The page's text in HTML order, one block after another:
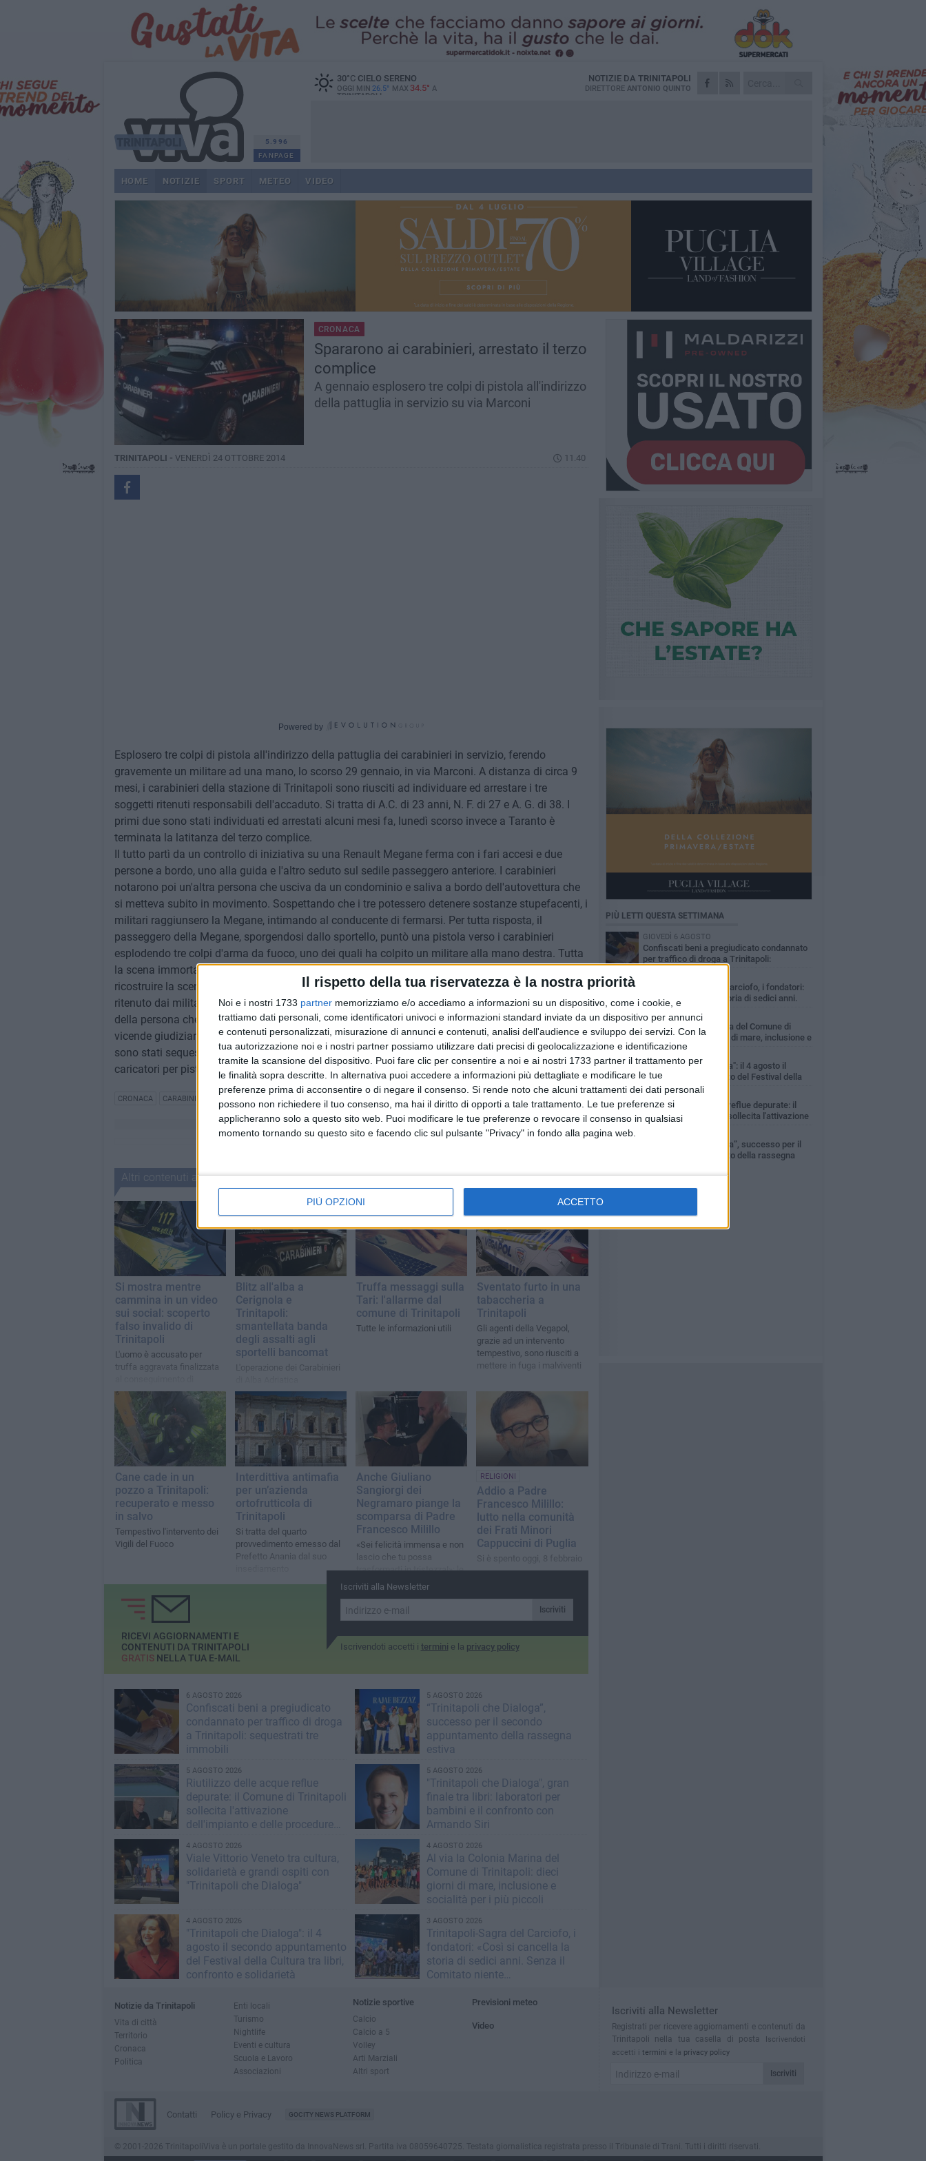
Il rispetto della tua riservatezza è la nostra priorità
Noi e i nostri 1733 partner memorizziamo e/o accediamo a informazioni su un dispositivo, come i cookie, e
trattiamo dati personali, come identificatori univoci e informazioni standard inviate da un dispositivo per annunci
e contenuti personalizzati, misurazione di annunci e contenuti, analisi dell'audience e sviluppo dei servizi. Con la
tua autorizzazione noi e i nostri partner possiamo utilizzare dati precisi di geolocalizzazione e identificazione
tramite la scansione del dispositivo. Puoi fare clic per consentire a noi e ai nostri 1733 partner il trattamento per
le finalità sopra descritte. In alternativa puoi accedere a informazioni più dettagliate e modificare le tue
preferenze prima di acconsentire o di negare il consenso. Si rende noto che alcuni trattamenti dei dati personali
possono non richiedere il tuo consenso, ma hai il diritto di opporti a tale trattamento. Le tue preferenze si
applicheranno solo a questo sito web. Puoi modificare le tue preferenze o revocare il consenso in qualsiasi
momento tornando su questo sito e facendo clic sul pulsante "Privacy" in fondo alla pagina web.
PIÙ OPZIONI ACCETTO
5.996
FANPAGE
30°CCIELO SERENO
OGGI MIN 26.5° MAX 34.5° A
TRINITAPOLI
NOTIZIE DA TRINITAPOLI
DIRETTORE ANTONIO QUINTO
HOME NOTIZIE SPORT METEO VIDEO
CRONACA
Spararono ai carabinieri, arrestato il terzo
complice
A gennaio esplosero tre colpi di pistola all'indirizzo
della pattuglia in servizio su via Marconi
TRINITAPOLI - VENERDÌ 24 OTTOBRE 2014 11.40
Powered by
Esplosero tre colpi di pistola all'indirizzo della pattuglia dei carabinieri in servizio, ferendo
gravemente un militare ad una mano, lo scorso 29 gennaio, in via Marconi. A distanza di circa 9
mesi, i carabinieri della stazione di Trinitapoli sono riusciti ad individuare ed arrestare i tre
soggetti ritenuti responsabili dell'accaduto. Si tratta di A.C. di 23 anni, N. F. di 27 e A. G. di 38. I
primi due sono stati individuati ed arrestati alcuni mesi fa, lunedì scorso invece a Taranto è
terminata la latitanza del terzo complice.
Il tutto partì da un controllo di iniziativa su una Renault Megane ferma con i fari accesi e due
persone a bordo, uno alla guida e l'altro seduto sul sedile passeggero anteriore. I carabinieri
notarono poi un'altra persona che usciva da un condominio e saliva a bordo dell'autovettura che
si metteva subito in movimento. Sospettando che i tre potessero detenere sostanze stupefacenti, i
militari raggiunsero la Megane, intimando al conducente di fermarsi. Per tutta risposta, il
passeggero della Megane, sporgendosi dallo sportello, puntò una pistola verso i carabinieri
esplodendo tre colpi d'arma da fuoco, uno dei quali ha colpito un militare alla mano destra. Tutta
la scena immortalata da una telecamera posizionata lungo via Marconi, ha dato la possibilità di
ricostruire la scena e giungere ai tre. L'auto è risultata essere in uso al 23enne A.C. di Trinitapoli,
ritenuto dai militari il soggetto alla guida del mezzo. Contemporaneamente si è risaliti all'identità
della persona che era stata vista, A.G., 38enne di Barletta, già noto ai militari per pregresse
vicende giudiziarie. E' stata quindi effettuata una perquisizione dell'abitazione all'esito della quale
sono stati sequestrati un fucile a canne mozze provento di furto, otto cartucce calibro 16, tre
caricatori per pistola con cartucce calibro 7,65, un disturbatore di frequenze e tre maschere.
CRONACA CARABINIERI
Altri contenuti a tema
Si mostra mentre
cammina in un video
sui social: scoperto
falso invalido di
Trinitapoli
L'uomo è accusato per
truffa aggravata finalizzata
erogazioni pubbliche per
quasi 200 mila euro
Blitz all'alba a
Cerignola e
Trinitapoli:
smantellata banda
degli assalti agli
sportelli bancomat
L'operazione dei Carabinieri
Truffa messaggi sulla
Tari: l'allarme dal
comune di Trinitapoli
Tutte le informazioni utili
Sventato furto in una
tabaccheria a
Trinitapoli
Gli agenti della Vegapol,
grazie ad un intervento
tempestivo, sono riusciti a
mettere in fuga i malviventi
Cane cade in un
pozzo a Trinitapoli:
recuperato e messo
in salvo
Tempestivo l'intervento dei
Vigili del Fuoco
Interdittiva antimafia
per un’azienda
ortofrutticola di
Trinitapoli
Si tratta del quarto
provvedimento emesso dal
Prefetto Anania dal suo
Anche Giuliano
Sangiorgi dei
Negramaro piange la
scomparsa di Padre
Francesco Milillo
«Sei felicità immensa e non
lascio che tu possa
trasformarti in tristezza!»: le
parole del cantante dei
RELIGIONI
Addio a Padre
Francesco Milillo:
lutto nella comunità
dei Frati Minori
Cappuccini di Puglia
Si è spento oggi, 8 febbraio
Iscriviti alla Newsletter
Iscriviti
Iscrivendoti accetti i termini e la privacy policy
RICEVI AGGIORNAMENTI E
CONTENUTI DA TRINITAPOLI
GRATISNELLA TUA E-MAIL
6 AGOSTO 2026
Confiscati beni a pregiudicato
condannato per traffico di droga
a Trinitapoli: sequestrati tre
immobili
5 AGOSTO 2026
“Trinitapoli che Dialoga”,
successo per il secondo
appuntamento della rassegna
estiva
5 AGOSTO 2026
Riutilizzo delle acque reflue
depurate: il Comune di Trinitapoli
sollecita l'attivazione
dell'impianto e delle procedure
5 AGOSTO 2026
"Trinitapoli che Dialoga", gran
finale tra libri: laboratori per
bambini e il confronto con
Armando Siri
4 AGOSTO 2026
Viale Vittorio Veneto tra cultura,
solidarietà e grandi ospiti con
"Trinitapoli che Dialoga"
4 AGOSTO 2026
Al via la Colonia Marina del
Comune di Trinitapoli: dieci
giorni di mare, inclusione e
socialità per i più piccoli
4 AGOSTO 2026
"Trinitapoli che Dialoga": il 4
agosto il secondo appuntamento
del Festival della Cultura tra libri,
confronto e solidarietà
3 AGOSTO 2026
Trinitapoli-Sagra del Carciofo, i
fondatori: «Così si cancella la
storia di sedici anni. Senza il
Comitato niente
PIÙ LETTI QUESTA SETTIMANA
GIOVEDÌ 6 AGOSTO
Confiscati beni a pregiudicato condannato
per traffico di droga a Trinitapoli:
Trinitapoli-Sagra del Carciofo, i fondatori:
«Così si cancella la storia di sedici anni.
Senza il Comitato niente istituzionalizzazione»
MARTEDÌ 4 AGOSTO
Al via la Colonia Marina del Comune di
Trinitapoli: dieci giorni di mare, inclusione e
socialità per i più piccoli
"Trinitapoli che Dialoga": il 4 agosto il
secondo appuntamento del Festival della
Cultura tra libri, confronto e solidarietà
MERCOLEDÌ 5 AGOSTO
Riutilizzo delle acque reflue depurate: il
Comune di Trinitapoli sollecita l'attivazione
dell'impianto e delle procedure operative
“Trinitapoli che Dialoga”, successo per il
secondo appuntamento della rassegna
Notizie da Trinitapoli
Vita di città
Territorio
Cronaca
Politica
Enti locali
Turismo
Nightlife
Eventi e cultura
Scuola e Lavoro
Associazioni
Notizie sportive
Calcio
Calcio a 5
Volley
Arti Marziali
Altri sport
Previsioni meteo
Video
Iscriviti alla Newsletter
Registrati per ricevere aggiornamenti e contenuti da
Trinitapoli nella tua casella di posta
Iscrivendoti
accetti i termini e la privacy policy
Iscriviti
Contatti Policy e Privacy GOCITY NEWS PLATFORM
© 2001-2026 TrinitapoliViva è un portale gestito da InnovaNews srl. Partita iva 08059640725. Testata giornalistica registrata presso il Tribunale di Trani. Tutti i diritti riservati.